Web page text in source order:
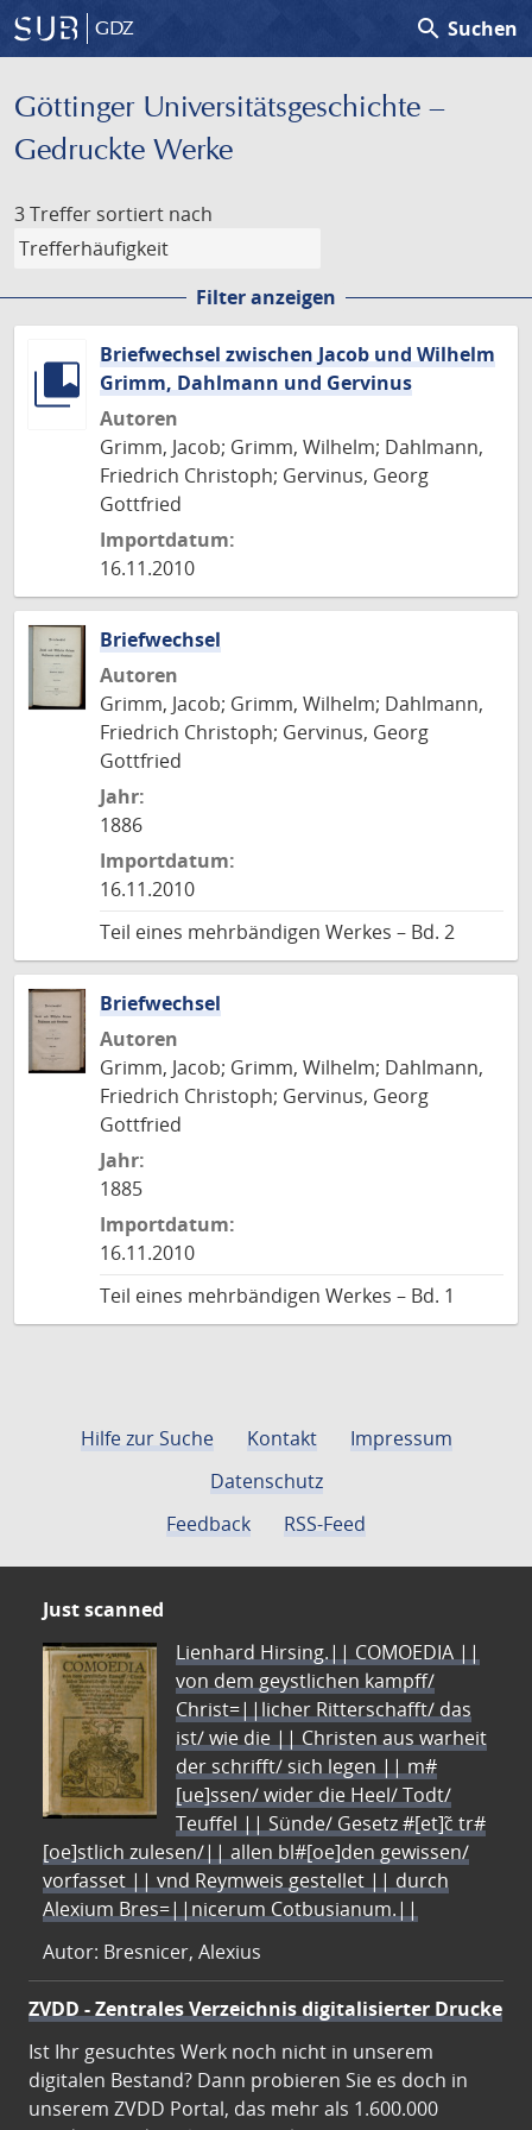
GDZ search Suchen
Göttinger Universitäts­geschichte –
Gedruckte Werke
3 Treffer sortiert nach
Filter anzeigen
Briefwechsel zwischen Jacob und Wilhelm
Grimm, Dahlmann und Gervinus
Autoren
Grimm, Jacob; Grimm, Wilhelm; Dahlmann,
Friedrich Christoph; Gervinus, Georg
Gottfried
Importdatum:
16.11.2010
Briefwechsel
Autoren
Grimm, Jacob; Grimm, Wilhelm; Dahlmann,
Friedrich Christoph; Gervinus, Georg
Gottfried
Jahr:
1886
Importdatum:
16.11.2010
Teil eines mehrbändigen Werkes – Bd. 2
Briefwechsel
Autoren
Grimm, Jacob; Grimm, Wilhelm; Dahlmann,
Friedrich Christoph; Gervinus, Georg
Gottfried
Jahr:
1885
Importdatum:
16.11.2010
Teil eines mehrbändigen Werkes – Bd. 1
Hilfe zur Suche Kontakt
Impressum
Datenschutz
Feedback
RSS-Feed
Just scanned
Lienhard Hirsing.|| COMOEDIA ||
von dem geystlichen kampff/
Christ=||licher Ritterschafft/ das
ist/ wie die || Christen aus warheit
der schrifft/ sich legen || m#
[ue]ssen/ wider die Heel/ Todt/
Teuffel || Sünde/ Gesetz #[et]c̃ tr#
[oe]stlich zulesen/|| allen bl#[oe]den gewissen/
vorfasset || vnd Reymweis gestellet || durch
Alexium Bres=||nicerum Cotbusianum.||
Autor: Bresnicer, Alexius
ZVDD - Zentrales Verzeichnis digitalisierter Drucke
Ist Ihr gesuchtes Werk noch nicht in unserem
digitalen Bestand? Dann probieren Sie es doch in
unserem ZVDD Portal, das mehr als 1.600.000